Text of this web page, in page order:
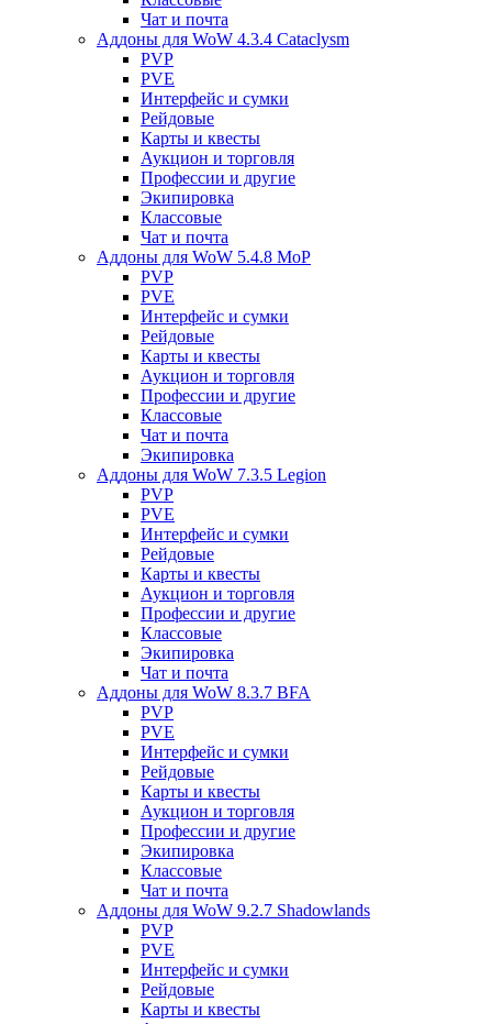
Чат и почта
Аддоны для WoW 4.3.4 Cataclysm
PVP
PVE
Интерфейс и сумки
Рейдовые
Карты и квесты
Аукцион и торговля
Профессии и другие
Экипировка
Классовые
Чат и почта
Аддоны для WoW 5.4.8 MoP
PVP
PVE
Интерфейс и сумки
Рейдовые
Карты и квесты
Аукцион и торговля
Профессии и другие
Классовые
Чат и почта
Экипировка
Аддоны для WoW 7.3.5 Legion
PVP
PVE
Интерфейс и сумки
Рейдовые
Карты и квесты
Аукцион и торговля
Профессии и другие
Классовые
Экипировка
Чат и почта
Аддоны для WoW 8.3.7 BFA
PVP
PVE
Интерфейс и сумки
Рейдовые
Карты и квесты
Аукцион и торговля
Профессии и другие
Экипировка
Классовые
Чат и почта
Аддоны для WoW 9.2.7 Shadowlands
PVP
PVE
Интерфейс и сумки
Рейдовые
Карты и квесты